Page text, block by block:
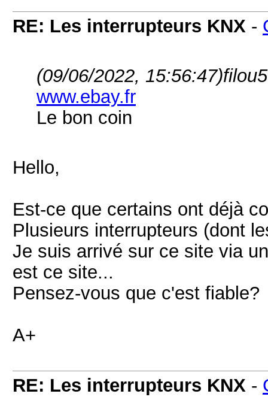
RE: Les interrupteurs KNX -
(09/06/2022, 15:56:47)
www.ebay.fr
Le bon coin
Hello,
Est-ce que certains ont déjà
Plusieurs interrupteurs (dont
Je suis arrivé sur ce site via
est ce site...
Pensez-vous que c'est fiable?
A+
RE: Les interrupteurs KNX -